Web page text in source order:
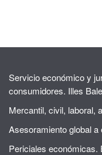
Servicio económico y
consumidores. Illes
Mercantil, civil, laboral,
Asesoramiento global
Periciales económicas.